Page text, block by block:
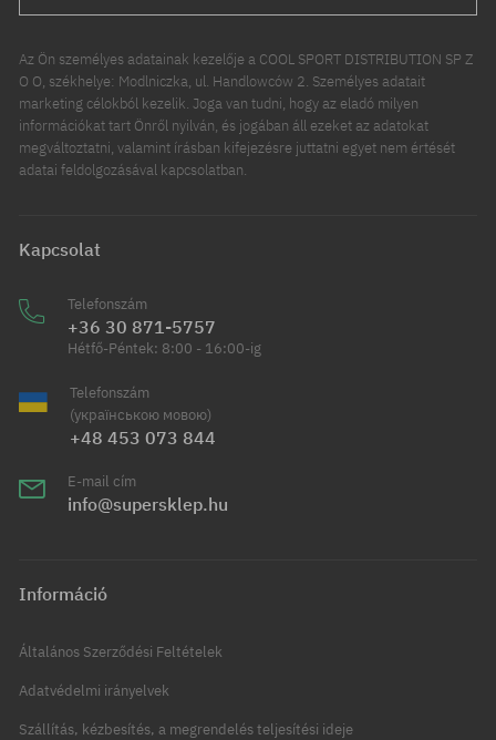
Az Ön személyes adatainak kezelője a COOL SPORT DISTRIBUTION SP Z
O O, székhelye: Modlniczka, ul. Handlowców 2. Személyes adatait
marketing célokból kezelik. Joga van tudni, hogy az eladó milyen
információkat tart Önről nyilván, és jogában áll ezeket az adatokat
megváltoztatni, valamint írásban kifejezésre juttatni egyet nem értését
adatai feldolgozásával kapcsolatban.
Kapcsolat
Telefonszám
+36 30 871-5757
Hétfő-Péntek: 8:00 - 16:00-ig
Telefonszám
(українською мовою)
+48 453 073 844
E-mail cím
info@supersklep.hu
Információ
Általános Szerződési Feltételek
Adatvédelmi irányelvek
Szállítás, kézbesítés, a megrendelés teljesítési ideje